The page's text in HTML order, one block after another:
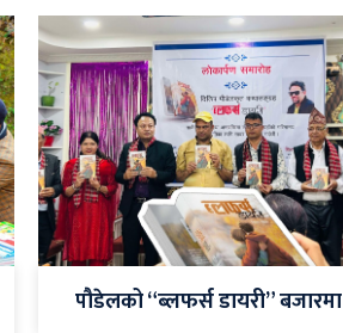
पौडेलको “ब्लफर्स डायरी” बजारमा